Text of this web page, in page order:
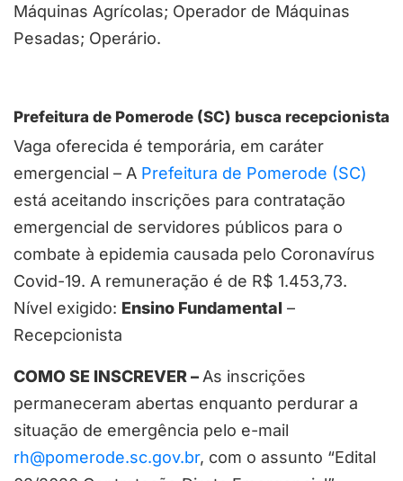
Máquinas Agrícolas; Operador de Máquinas
Pesadas; Operário.
Prefeitura de Pomerode (SC) busca recepcionista
Vaga oferecida é temporária, em caráter
emergencial – A Prefeitura de Pomerode (SC)
está aceitando inscrições para contratação
emergencial de servidores públicos para o
combate à epidemia causada pelo Coronavírus
Covid-19. A remuneração é de R$ 1.453,73.
Nível exigido: Ensino Fundamental –
Recepcionista
COMO SE INSCREVER – As inscrições
permaneceram abertas enquanto perdurar a
situação de emergência pelo e-mail
rh@pomerode.sc.gov.br, com o assunto “Edital